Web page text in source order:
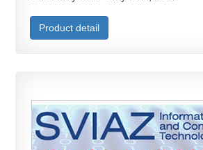
Product detail